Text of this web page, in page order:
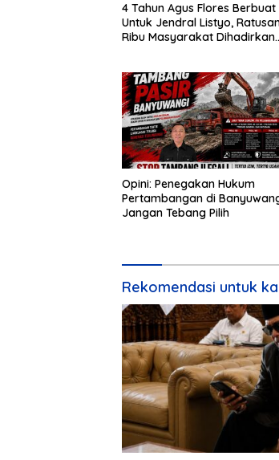
4 Tahun Agus Flores Berbuat
Untuk Jendral Listyo,
Ribu Masyarakat Dihadirkan
Opini: Penegakan Hukum
Pertambangan di
Jangan Tebang Pilih
Rekomendasi untuk